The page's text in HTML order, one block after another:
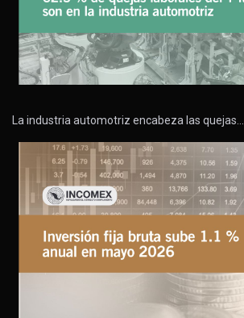
La industria automotriz encabeza las quejas…